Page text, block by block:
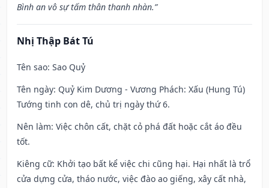
Bình an vô sự tấm thân thanh nhàn.”
Nhị Thập Bát Tú
Tên sao: Sao Quỷ
Tên ngày: Quỷ Kim Dương - Vương Phách: Xấu (Hung Tú)
Tướng tinh con dê, chủ trị ngày thứ 6.
Nên làm: Việc chôn cất, chặt cỏ phá đất hoặc cắt áo đều
tốt.
Kiêng cữ: Khởi tạo bất kể việc chi cũng hại. Hại nhất là trổ
cửa dựng cửa, tháo nước, việc đào ao giếng, xây cất nhà,